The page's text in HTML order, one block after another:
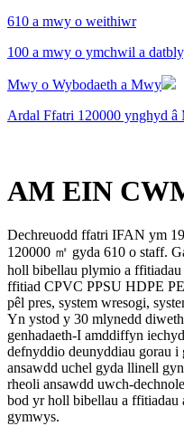
610 a mwy o weithiwr
100 a mwy o ymchwil a
Mwy o Wybodaeth a Mwy
Ardal Ffatri 120000 ynghyd â
AM EIN
Dechreuodd ffatri IFAN ym
120000 ㎡ gyda 610 o staff.
holl bibellau plymio a
ffitiad CPVC PPSU HDPE
pêl pres, system wresogi,
Yn ystod y 30 mlynedd
genhadaeth-I amddiffyn
defnyddio deunyddiau gorau
ansawdd uchel gyda llinell
rheoli ansawdd uwch-
bod yr holl bibellau a
gymwys.